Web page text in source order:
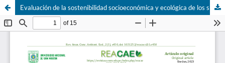
Evaluación de la sostenibilidad socioeconómica y ecológica de los sistemas de producción orgánica y convencional del café en la cuenca del Cumbaza